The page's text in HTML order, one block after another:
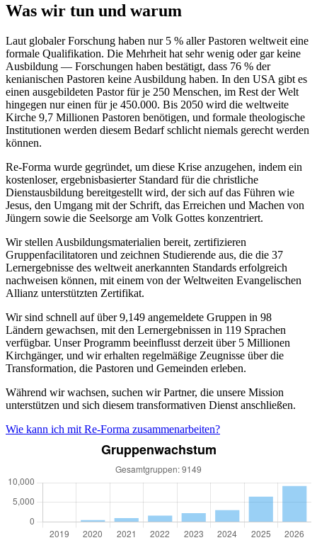
Was wir tun und warum
Laut globaler Forschung haben nur 5 % aller Pastoren weltweit eine
formale Qualifikation. Die Mehrheit hat sehr wenig oder gar keine
Ausbildung — Forschungen haben bestätigt, dass 76 % der
kenianischen Pastoren keine Ausbildung haben. In den USA gibt es
einen ausgebildeten Pastor für je 250 Menschen, im Rest der Welt
hingegen nur einen für je 450.000. Bis 2050 wird die weltweite
Kirche 9,7 Millionen Pastoren benötigen, und formale theologische
Institutionen werden diesem Bedarf schlicht niemals gerecht werden
können.
Re-Forma wurde gegründet, um diese Krise anzugehen, indem ein
kostenloser, ergebnisbasierter Standard für die christliche
Dienstausbildung bereitgestellt wird, der sich auf das Führen wie
Jesus, den Umgang mit der Schrift, das Erreichen und Machen von
Jüngern sowie die Seelsorge am Volk Gottes konzentriert.
Wir stellen Ausbildungsmaterialien bereit, zertifizieren
Gruppenfacilitatoren und zeichnen Studierende aus, die die 37
Lernergebnisse des weltweit anerkannten Standards erfolgreich
nachweisen können, mit einem von der Weltweiten Evangelischen
Allianz unterstützten Zertifikat.
Wir sind schnell auf über 9,149 angemeldete Gruppen in 98
Ländern gewachsen, mit den Lernergebnissen in 119 Sprachen
verfügbar. Unser Programm beeinflusst derzeit über 5 Millionen
Kirchgänger, und wir erhalten regelmäßige Zeugnisse über die
Transformation, die Pastoren und Gemeinden erleben.
Während wir wachsen, suchen wir Partner, die unsere Mission
unterstützen und sich diesem transformativen Dienst anschließen.
Wie kann ich mit Re-Forma zusammenarbeiten?